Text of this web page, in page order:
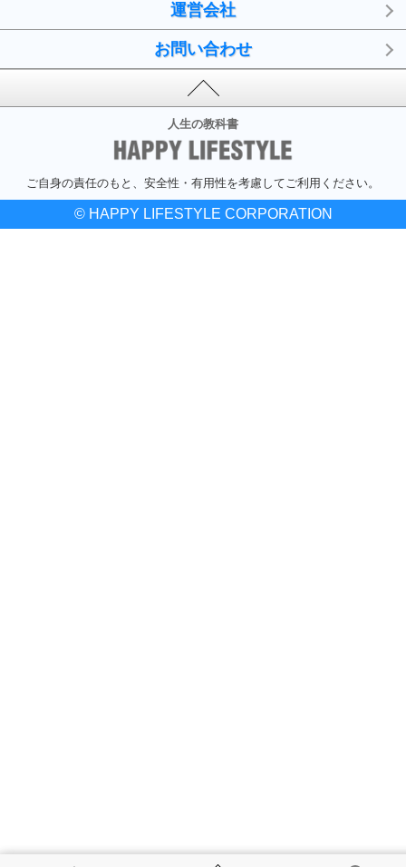
運営会社
お問い合わせ
人生の教科書
ご自身の責任のもと、安全性・有用性を考慮してご利用ください。
© HAPPY LIFESTYLE CORPORATION